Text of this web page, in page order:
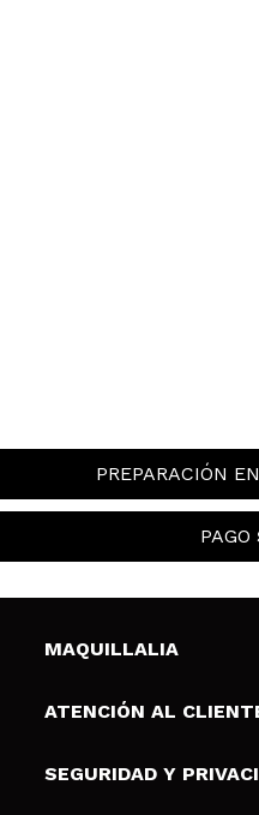
PREPARACIÓN EN
PAGO
MAQUILLALIA
Sobre nosotros
Tarjetas de Regalo
ATENCIÓN AL
Envíos y
SEGURIDAD Y